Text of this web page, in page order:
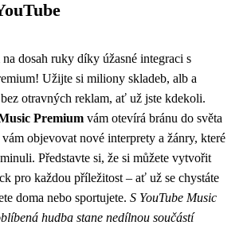
dosah ruky díky úžasné integraci s
Užijte si miliony skladeb, alb a
otravných reklam, ať už jste kdekoli.
Premium vám otevírá bránu do světa
objevovat nové interprety a žánry, které
Představte si, že si můžete vytvořit
pro každou příležitost – ať už se chystáte
doma nebo sportujete. S YouTube Music
hudba stane nedílnou součástí